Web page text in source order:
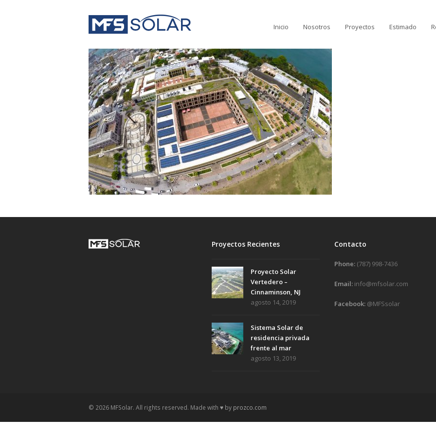
Inicio Nosotros Proyectos Estimado
Proyectos Recientes
Proyecto Solar
Vertedero –
Cinnaminson, NJ
agosto 14, 2019
Sistema Solar de
residencia privada
frente al mar
agosto 13, 2019
Contacto
Phone: (787) 998-7436
Email: info@mfsolar.com
Facebook: @MFSsolar
© 2026 MFSolar. All rights reserved. Made with ♥ by prozco.com